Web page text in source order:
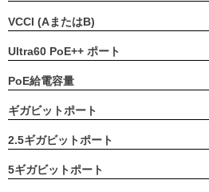
VCCI (AまたはB)
Ultra60 PoE++ ポート
PoE給電容量
ギガビットポート
2.5ギガビットポート
5ギガビットポート